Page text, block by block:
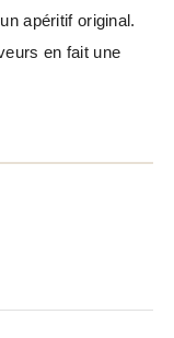
apéritif original.
en fait une